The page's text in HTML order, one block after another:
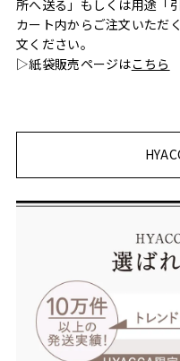
所へ送る」もしくは用途「
カート内からご注文いただ
文ください。
▷紙袋販売ページはこちら